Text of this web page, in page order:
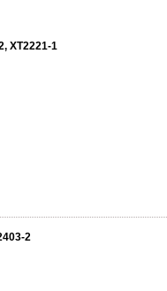
XT2221-1
2